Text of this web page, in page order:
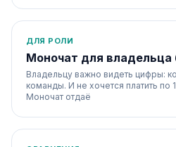
ДЛЯ РОЛИ
Моночат для владельца
Владельцу важно видеть цифры:
команды. И не хочется платить по
Моночат отдаё